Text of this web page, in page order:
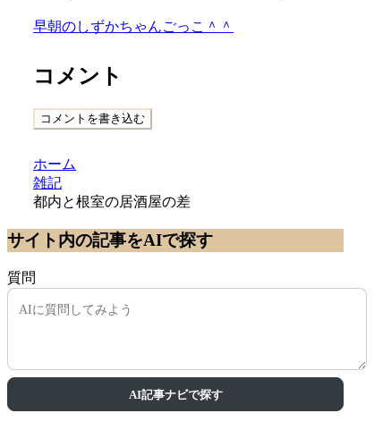
早朝のしずかちゃんごっこ＾＾
コメント
コメントを書き込む
ホーム
雑記
都内と根室の居酒屋の差
サイト内の記事をAIで探す
質問
AI記事ナビで探す